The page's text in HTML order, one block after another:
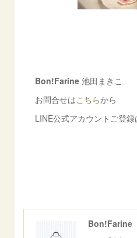
Bon!Farine 池田まきこ
お問合せはこちらから
LINE公式アカウントご登録
Bon!Farine